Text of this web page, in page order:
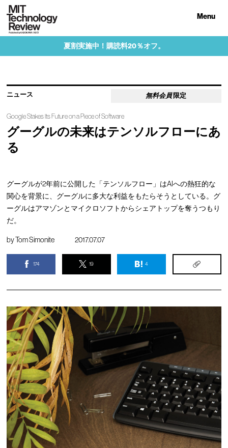
Menu
夏割実施中！購読料20％オフ。
ニュース 無料会員 限定
Google Stakes Its Future on a Piece of Software
グーグルの未来はテンソルフローにあ
る
グーグルが2年前に公開した「テンソルフロー」はAIへの熱狂的な
関心を背景に、グーグルに多大な利益をもたらそうとしている。グ
ーグルはアマゾンとマイクロソフトからシェアトップを奪うつもり
だ。
byTom Simonite 2017.07.07
174 19 4